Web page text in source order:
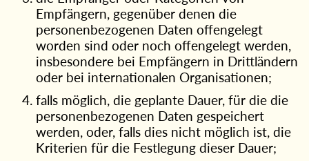
Empfängern, gegenüber denen die
personenbezogenen Daten offengelegt
worden sind oder noch offengelegt werden,
insbesondere bei Empfängern in Drittländern
oder bei internationalen Organisationen;
falls möglich, die geplante Dauer, für die die
personenbezogenen Daten gespeichert
werden, oder, falls dies nicht möglich ist, die
Kriterien für die Festlegung dieser Dauer;